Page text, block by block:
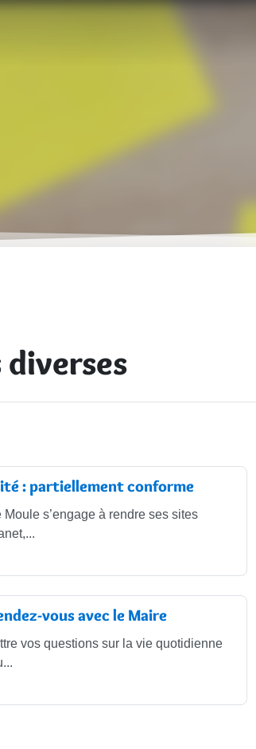
: partiellement conforme
Moule s’engage à rendre ses sites
vous avec le Maire
vos questions sur la vie quotidienne